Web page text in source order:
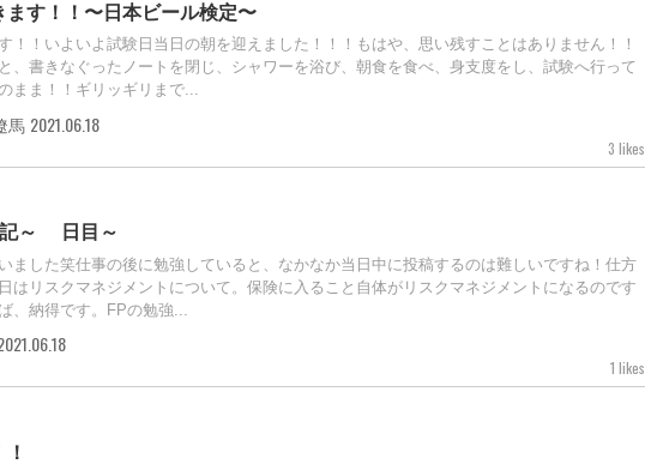
ます！！〜日本ビール検定〜
！！いよいよ試験日当日の朝を迎えました！！！もはや、思い残すことはありません！！
、書きなぐったノートを閉じ、シャワーを浴び、朝食を食べ、身支度をし、試験へ行って
まま！！ギリッギリまで...
馬 2021.06.18
3 likes
～8日目～
ました笑仕事の後に勉強していると、なかなか当日中に投稿するのは難しいですね！仕方
はリスクマネジメントについて。保険に入ること自体がリスクマネジメントになるのです
、納得です。FPの勉強...
1 likes